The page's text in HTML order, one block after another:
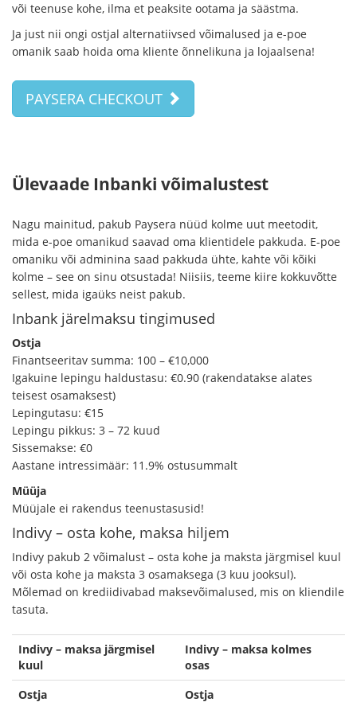
või teenuse kohe, ilma et peaksite ootama ja säästma.
Ja just nii ongi ostjal alternatiivsed võimalused ja e-poe
omanik saab hoida oma kliente õnnelikuna ja lojaalsena!
PAYSERA CHECKOUT
Ülevaade Inbanki võimalustest
Nagu mainitud, pakub Paysera nüüd kolme uut meetodit,
mida e-poe omanikud saavad oma klientidele pakkuda. E-poe
omaniku või adminina saad pakkuda ühte, kahte või kõiki
kolme – see on sinu otsustada! Niisiis, teeme kiire kokkuvõtte
sellest, mida igaüks neist pakub.
Inbank järelmaksu tingimused
Ostja
Finantseeritav summa: 100 – €10,000
Igakuine lepingu haldustasu: €0.90 (rakendatakse alates
teisest osamaksest)
Lepingutasu: €15
Lepingu pikkus: 3 – 72 kuud
Sissemakse: €0
Aastane intressimäär: 11.9% ostusummalt
Müüja
Müüjale ei rakendus teenustasusid!
Indivy – osta kohe, maksa hiljem
Indivy pakub 2 võimalust – osta kohe ja maksta järgmisel kuul
või osta kohe ja maksta 3 osamaksega (3 kuu jooksul).
Mõlemad on krediidivabad maksevõimalused, mis on kliendile
tasuta.
Indivy – maksa järgmisel
kuul
Indivy – maksa kolmes
osas
Ostja
Ostja